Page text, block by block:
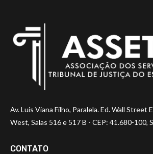
Av. Luis Viana Filho, Paralela. Ed. Wall Street
West, Salas 516 e 517 B - CEP: 41.680-100,
CONTATO